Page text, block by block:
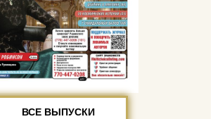
ВСЕ ВЫПУСКИ